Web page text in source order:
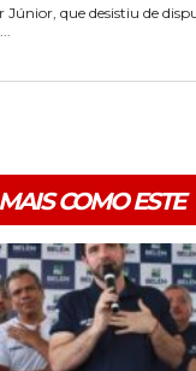
que desistiu de
MAIS COMO ESTE